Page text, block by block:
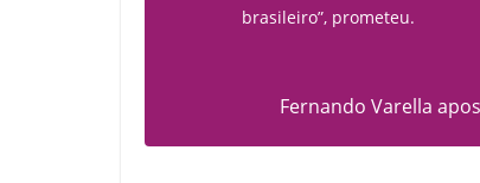
brasileiro”, prometeu.
Fernando Varella